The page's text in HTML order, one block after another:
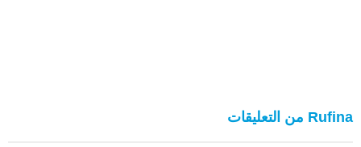
Rufina من التعليقات